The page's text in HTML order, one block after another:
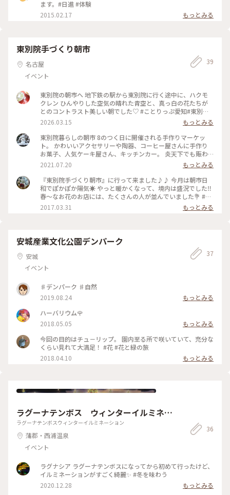
ます。#日進 #体験
2015.02.17
もっとみる
東別院手づくり朝市
名古屋
イベント
39
東別院の朝市へ 地下鉄の駅から東別院に行く途中に、ハクモ
クレン ひんやりした空気の晴れた青空と、真っ白の花たちが
とのコントラスト美しい朝でした♡ #ことりっぷ愛知#東別院#
東別院の朝市#ハクモクレン#3月
2026.03.15
もっとみる
東別院暮らしの朝市 8のつく日に開催される手作りマーケッ
ト。 かわいいアクセサリーや陶器、コーヒー屋さんに手作り
お菓子、人気ケーキ屋さん、キッチンカー。 炎天下でも賑わ
っていました❗️ . お店の方との会話も楽しめます😊 #夏色さがし
#レトロ #手作りマーケット#朝市#東別院#神社
2021.07.20
もっとみる
『東別院手づくり朝市』に行って来ました♪♪ 今月は朝市日
和でぽかぽか陽気☀ やっと暖かくなって、境内は盛況でした‼
春～なお花のお店には、たくさんの人が並んでいました💐 #春
の気配#わたしの街#人気のイベント #朝早くからがオススメ
2017.03.31 もっとみる
安城産業文化公園デンパーク
安城
イベント
37
♯デンパーク ♯自然
2019.08.24
もっとみる
ハーバリウム🌹
2018.05.05
もっとみる
今回の目的はチュ－リップ。 園内至る所で咲いていて、充分な
くらい見れて大満足！ #花 #花と緑の旅
2018.04.10
もっとみる
ラグーナテンボス ウィンターイルミネー
ション
ラグーナテンボスウィンターイルミネーション
蒲郡・西浦温泉
イベント
36
ラグナシア ラグーナテンボスになってから初めて行ったけど、
イルミネーションがすごく綺麗✨ #冬を味わう
2020.12.28
もっとみる